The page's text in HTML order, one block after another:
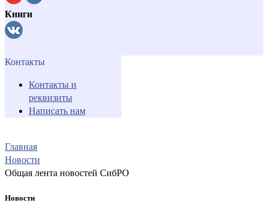
Книги
Контакты
Контакты и
реквизиты
Написать нам
Главная
Новости
Общая лента новостей СибРО
Новости